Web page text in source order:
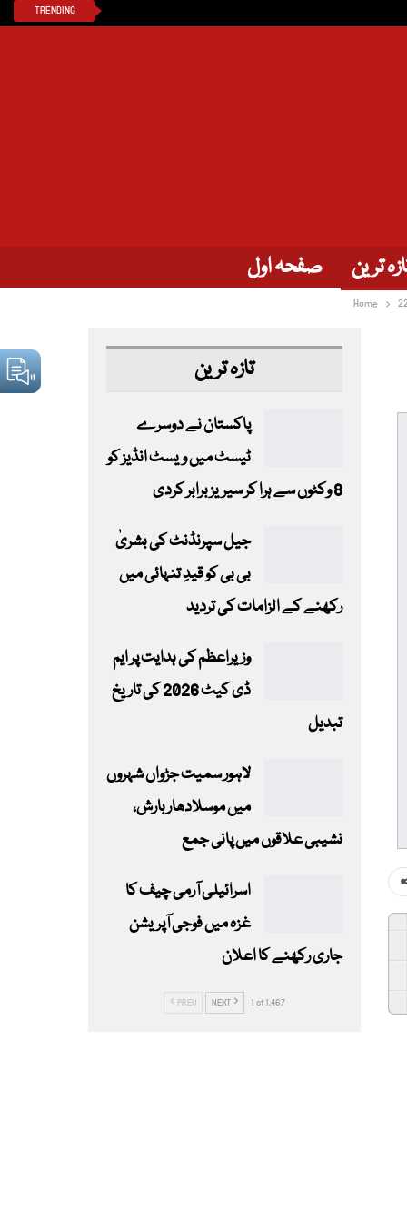
TRENDING
صفحہ اول ترین
Home
تازہ ترین
پاکستان نے دوسرے
ٹیسٹ میں ویسٹ انڈیز کو
8 وکٹوں سے ہرا کر سیریز برابر کردی
جیل سپرنڈنٹ کی بشریٰ
بی بی کو قیدِ تنہائی میں
رکھنے کے الزامات کی تردید
وزیراعظم کی ہدایت پر ایم
ڈی کیٹ 2026 کی تاریخ
تبدیل
لاہور سمیت جڑواں شہروں
میں موسلادھار بارش،
نشیبی علاقوں میں پانی جمع
اسرائیلی آرمی چیف کا
غزہ میں فوجی آپریشن
جاری رکھنے کا اعلان
PREV NEXT 1 of 1,467